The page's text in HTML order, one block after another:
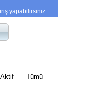
yapabilirsiniz.
Aktif Tümü